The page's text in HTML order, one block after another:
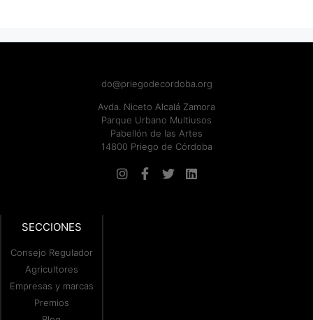
do@priegodecordoba.org
Avda. Niceto Alcalá Zamora
Parque Urbano Multiusos
Pabellón de las Artes
14800 Priego de Córdoba
SECCIONES
Consejo Regulador
Agricultores
Empresas y marcas
Premios